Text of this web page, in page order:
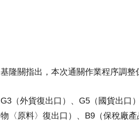
基隆關指出，本次通關作業程序調整
G3（外貨復出口）、G5（國貨出口
物〈原料〉復出口）、B9（保稅廠